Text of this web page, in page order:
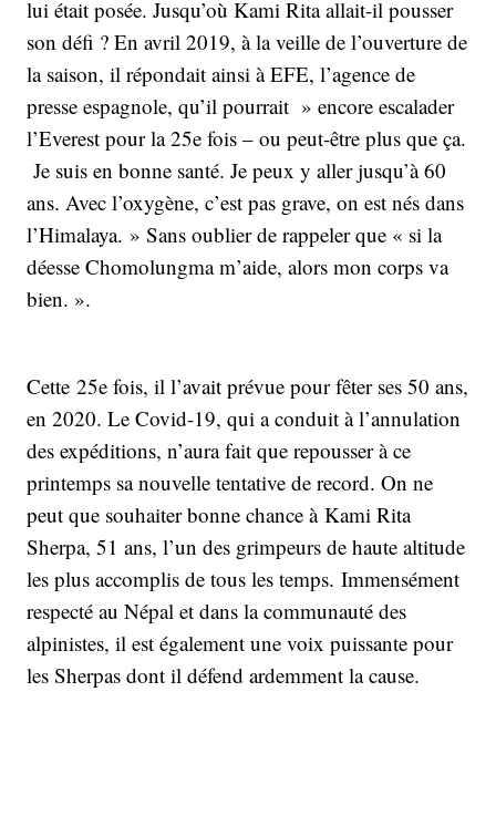
lui était posée. Jusqu’où Kami Rita allait-il pousser
son défi ? En avril 2019, à la veille de l’ouverture de
la saison, il répondait ainsi à EFE, l’agence de
presse espagnole, qu’il pourrait » encore escalader
l’Everest pour la 25e fois – ou peut-être plus que ça.
Je suis en bonne santé. Je peux y aller jusqu’à 60
ans. Avec l’oxygène, c’est pas grave, on est nés dans
l’Himalaya. » Sans oublier de rappeler que « si la
déesse Chomolungma m’aide, alors mon corps va
bien. ».
Cette 25e fois, il l’avait prévue pour fêter ses 50 ans,
en 2020. Le Covid-19, qui a conduit à l’annulation
des expéditions, n’aura fait que repousser à ce
printemps sa nouvelle tentative de record. On ne
peut que souhaiter bonne chance à Kami Rita
Sherpa, 51 ans, l’un des grimpeurs de haute altitude
les plus accomplis de tous les temps. Immensément
respecté au Népal et dans la communauté des
alpinistes, il est également une voix puissante pour
les Sherpas dont il défend ardemment la cause.